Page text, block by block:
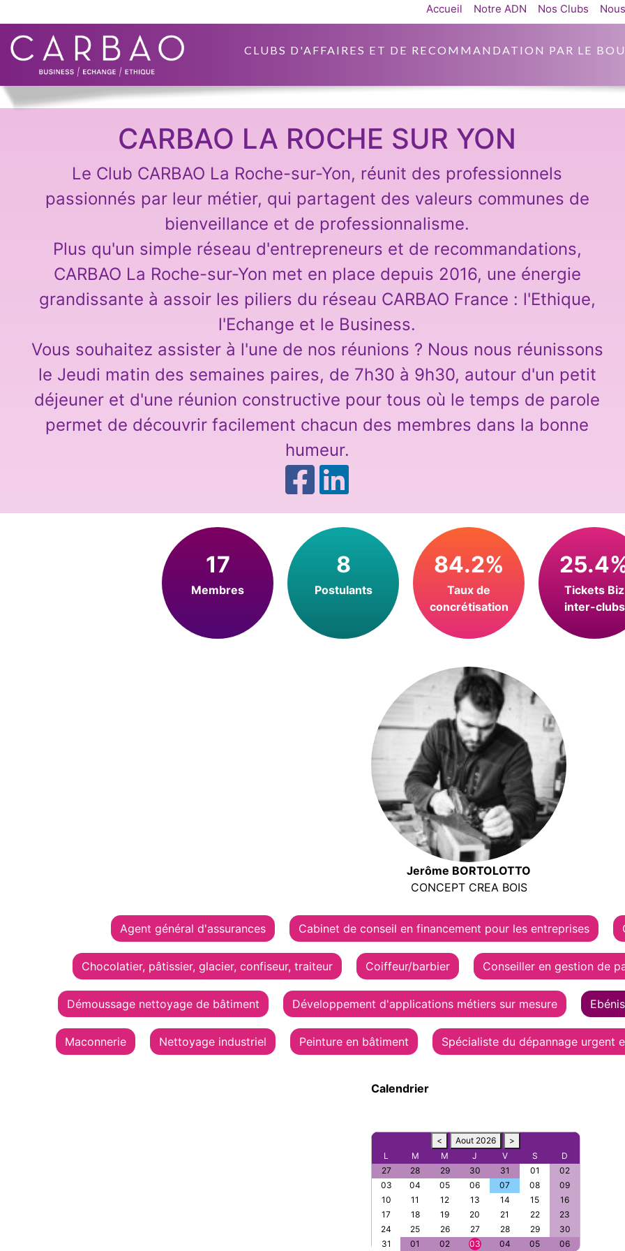
CLUBS D'AFFAIRES ET DE RECOMMANDATION PAR LE
Accueil Notre ADN Nos Clubs
CARBAO LA ROCHE SUR YON
Le Club CARBAO La Roche-sur-Yon, réunit des professionnels
passionnés par leur métier, qui partagent des valeurs communes de
bienveillance et de professionnalisme.
Plus qu'un simple réseau d'entrepreneurs et de recommandations,
CARBAO La Roche-sur-Yon met en place depuis 2016, une énergie
grandissante à assoir les piliers du réseau CARBAO France : l'Ethique,
l'Echange et le Business.
Vous souhaitez assister à l'une de nos réunions ? Nous nous réunissons
le Jeudi matin des semaines paires, de 7h30 à 9h30, autour d'un petit
déjeuner et d'une réunion constructive pour tous où le temps de parole
permet de découvrir facilement chacun des membres dans la bonne
humeur.
17
Membres
8
Postulants
84.2%
Taux de
concrétisation
Tickets Biz
inter-clubs
Jerôme BORTOLOTTO
CONCEPT CREA BOIS
Agent général d'assurances Cabinet de conseil en financement pour les entreprises
Chocolatier, pâtissier, glacier, confiseur, traiteur Coiffeur/barbier Conseiller en gestion de
Démoussage nettoyage de bâtiment Développement d'applications métiers sur mesure
Maconnerie Nettoyage industriel Peinture en bâtiment Spécialiste du dépannage urgent
Calendrier
< Aout 2026
>
L
M M J V S
D
27
28 29 30 31 01
02
03
04 05 06 07 08
09
10
11 12 13 14 15
16
17
18 19 20 21 22
23
24
25 26 27 28 29
30
31
01 02 03 04 05 06